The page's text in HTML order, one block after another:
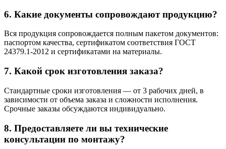
6. Какие документы сопровождают продукцию?
Вся продукция сопровождается полным пакетом документов:
паспортом качества, сертификатом соответствия ГОСТ
24379.1-2012 и сертификатами на материалы.
7. Какой срок изготовления заказа?
Стандартные сроки изготовления — от 3 рабочих дней, в
зависимости от объема заказа и сложности исполнения.
Срочные заказы обсуждаются индивидуально.
8. Предоставляете ли вы технические
консультации по монтажу?